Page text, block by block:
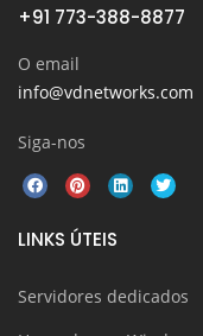
+91 773-388-8877
O email
info@vdnetworks.com
Siga-nos
LINKS ÚTEIS
Servidores dedicados